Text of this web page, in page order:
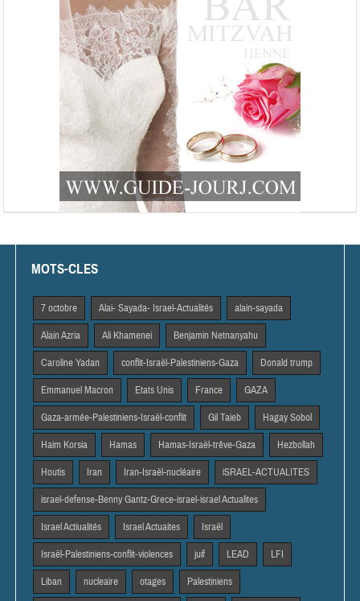
MOTS-CLES
7 octobre Alai- Sayada- Israel-Actualités alain-sayada
Alain Azria Ali Khamenei Benjamin Netnanyahu
Caroline Yadan conflit-Israël-Palestiniens-Gaza Donald trump
Emmanuel Macron Etats Unis France GAZA
Gaza-armée-Palestiniens-Israël-conflit Gil Taieb Hagay Sobol
Haim Korsia Hamas Hamas-Israël-trêve-Gaza Hezbollah
Houtis Iran Iran-Israël-nucléaire iSRAEL-ACTUALITES
israel-defense-Benny Gantz-Grece-israel-israel Actualites
Israel Actiualités Israel Actuaites Israël
Israël-Palestiniens-conflit-violences juif LEAD LFI
Liban nucleaire otages Palestiniens